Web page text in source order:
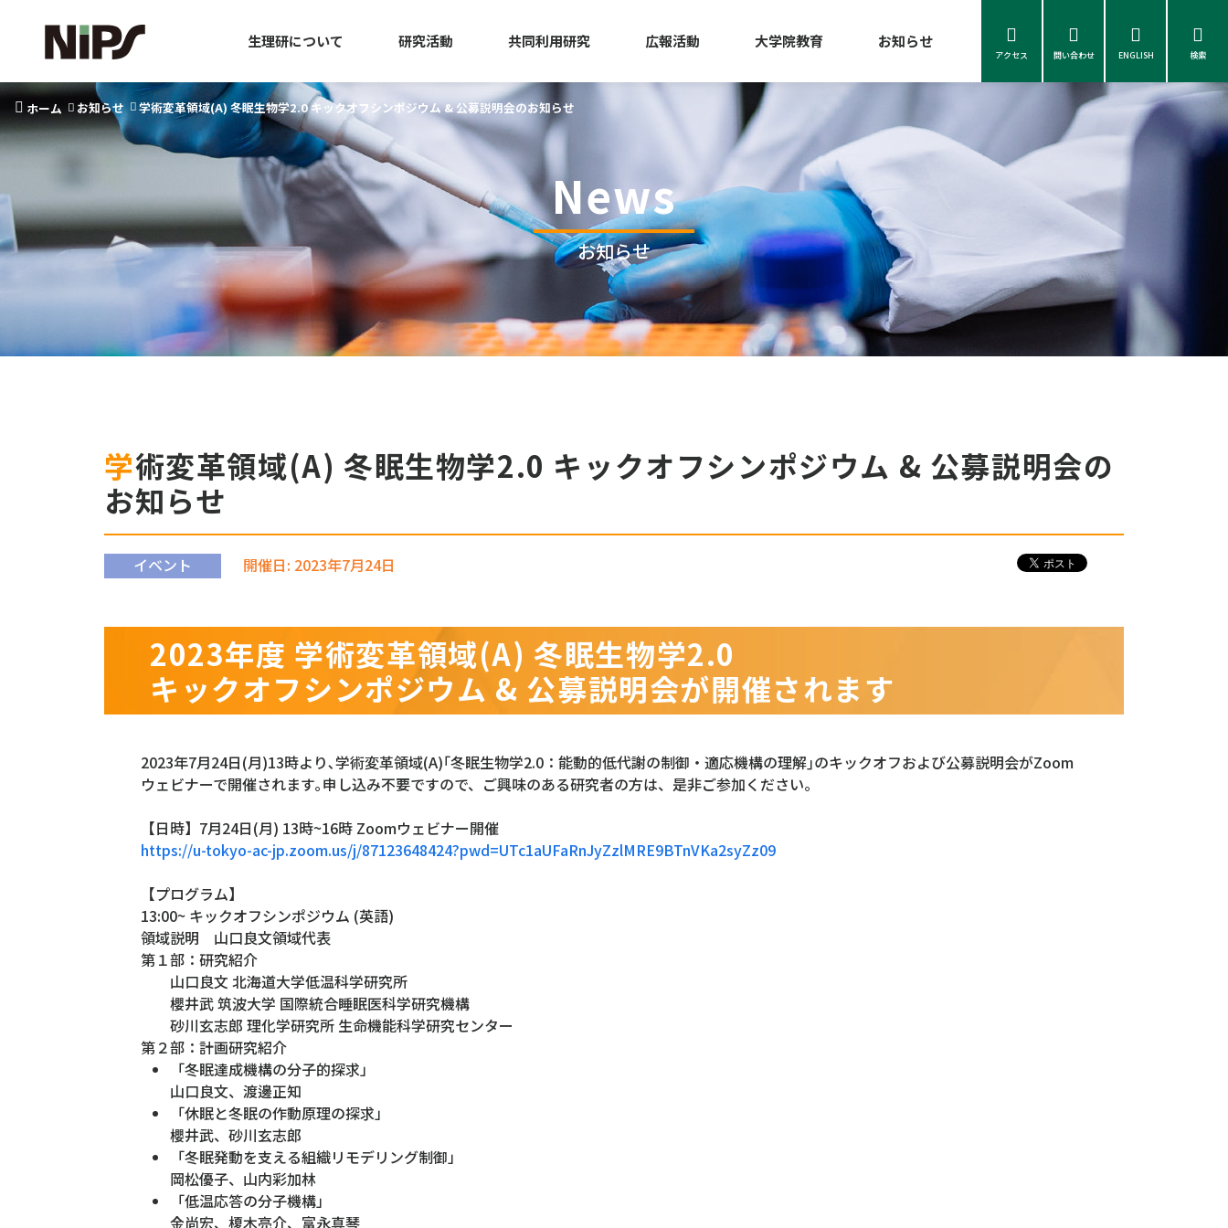
生理研について 研究活動 共同利用研究 広報活動 大学院教育 お知らせ
アクセス 問い合わせ ENGLISH 検索
ホーム お知らせ 学術変革領域(A) 冬眠生物学2.0 キックオフシンポジウム & 公募説明会のお知らせ
News
お知らせ
学術変革領域(A) 冬眠生物学2.0 キックオフシンポジウム & 公募説明会の
お知らせ
イベント 開催日: 2023年7月24日
2023年度 学術変革領域(A) 冬眠生物学2.0
キックオフシンポジウム & 公募説明会が開催されます
2023年7月24日(月)13時より､学術変革領域(A)｢冬眠生物学2.0：能動的低代謝の制御・適応機構の理解｣のキックオフおよび公募説明会がZoom
ウェビナーで開催されます｡申し込み不要ですので、ご興味のある研究者の方は、是非ご参加ください。
【日時】7月24日(月) 13時~16時 Zoomウェビナー開催
https://u-tokyo-ac-jp.zoom.us/j/87123648424?pwd=UTc1aUFaRnJyZzlMRE9BTnVKa2syZz09
【プログラム】
13:00~ キックオフシンポジウム (英語)
領域説明 山口良文領域代表
第１部：研究紹介
山口良文 北海道大学低温科学研究所
櫻井武 筑波大学 国際統合睡眠医科学研究機構
砂川玄志郎 理化学研究所 生命機能科学研究センター
第２部：計画研究紹介
「冬眠達成機構の分子的探求」
山口良文、渡邊正知
「休眠と冬眠の作動原理の探求」
櫻井武、砂川玄志郎
「冬眠発動を支える組織リモデリング制御」
岡松優子、山内彩加林
「低温応答の分子機構」
金尚宏、榎木亮介、富永真琴